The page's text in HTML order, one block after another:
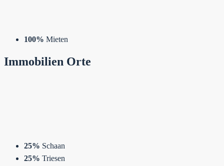
100% Mieten
Immobilien Orte
25% Schaan
25% Triesen